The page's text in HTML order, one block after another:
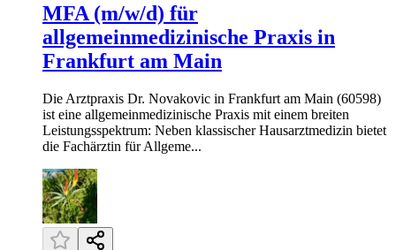
MFA (m/w/d) für
allgemeinmedizinische Praxis in
Frankfurt am Main
Die Arztpraxis Dr. Novakovic in Frankfurt am Main (60598)
ist eine allgemeinmedizinische Praxis mit einem breiten
Leistungsspektrum: Neben klassischer Hausarztmedizin bietet
die Fachärztin für Allgeme...